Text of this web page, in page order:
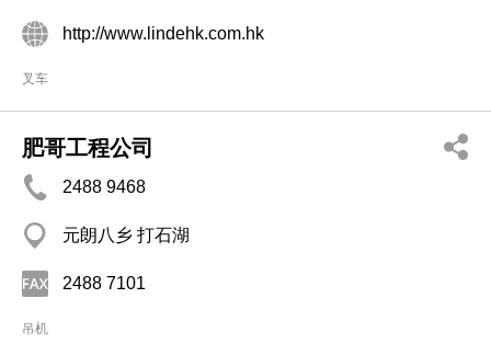
http://www.lindehk.com.hk
叉车
肥哥工程公司
2488 9468
元朗八乡 打石湖
2488 7101
吊机